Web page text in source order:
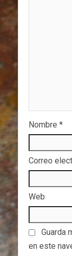
Nombre *
Correo
Web
Guarda
en este